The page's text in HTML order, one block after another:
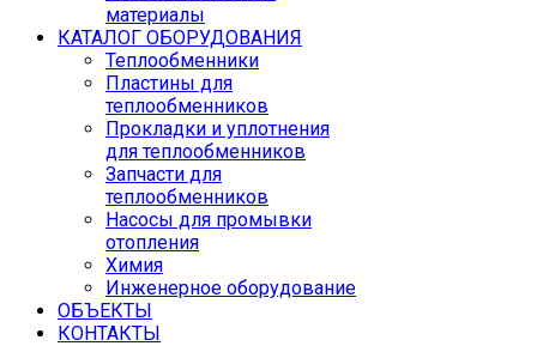
материалы
КАТАЛОГ ОБОРУДОВАНИЯ
Теплообменники
Пластины для
теплообменников
Прокладки и уплотнения
для теплообменников
Запчасти для
теплообменников
Насосы для промывки
отопления
Химия
Инженерное оборудование
ОБЪЕКТЫ
КОНТАКТЫ